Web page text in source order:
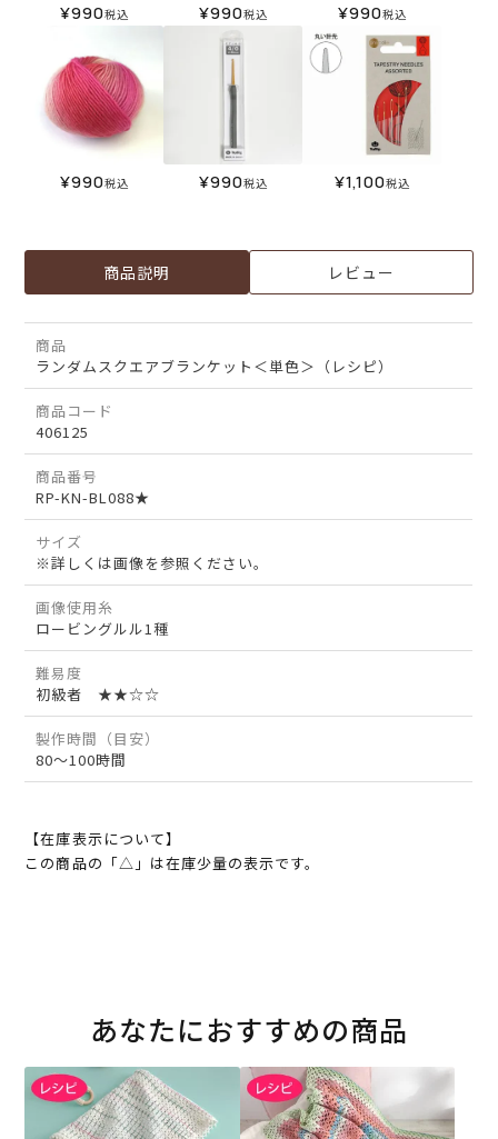
¥990税込 ¥990税込 ¥990税込
¥990税込 ¥990税込 ¥1,100税込
商品説明 レビュー
商品
ランダムスクエアブランケット＜単色＞（レシピ）
商品コード
406125
商品番号
RP-KN-BL088★
サイズ
※詳しくは画像を参照ください。
画像使用糸
ロービングルル1種
難易度
初級者 ★★☆☆
製作時間（目安）
80～100時間
【在庫表示について】
この商品の「△」は在庫少量の表示です。
あなたにおすすめの商品